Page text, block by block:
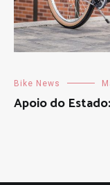
Bike News
Apoio do